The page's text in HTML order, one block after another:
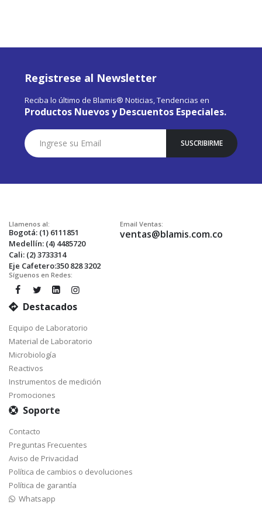
Registrese al Newsletter
Reciba lo último de Blamis® Noticias, Tendencias en
Productos Nuevos y Descuentos Especiales.
Suscríbase
a
Nuestro
SUSCRIBIRME
Llamenos al:
Bogotá: (1) 6111851
Medellín: (4) 4485720
Cali: (2) 3733314
Eje Cafetero:350 828 3202
Email Ventas:
ventas@blamis.com.co
Síguenos en Redes:
Destacados
Equipo de Laboratorio
Material de Laboratorio
Microbiología
Reactivos
Instrumentos de medición
Promociones
Soporte
Contacto
Preguntas Frecuentes
Aviso de Privacidad
Política de cambios o devoluciones
Política de garantía
Whatsapp